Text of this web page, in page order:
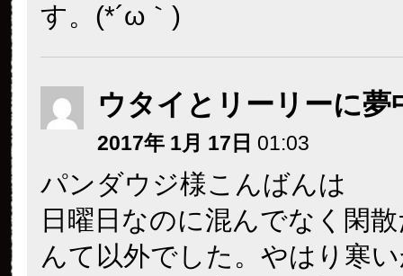
す。(*´ω｀)
ウタイとリーリーに夢
2017年 1月 17日 01:03
パンダウジ様こんばんは
日曜日なのに混んでなく閑
んて以外でした。やはり寒